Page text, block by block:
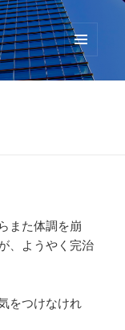
メニュ
ーとウ
また体調を崩
、ようやく完治
をつけなけれ